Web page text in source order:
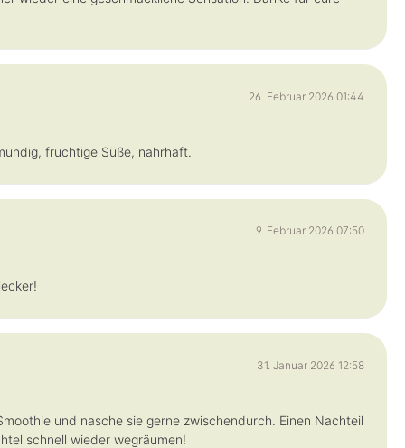
26. Februar 2026 01:44
fruchtige Süße, nahrhaft.
9. Februar 2026 07:50
31. Januar 2026 12:58
und nasche sie gerne zwischendurch. Einen Nachteil
schnell wieder wegräumen!